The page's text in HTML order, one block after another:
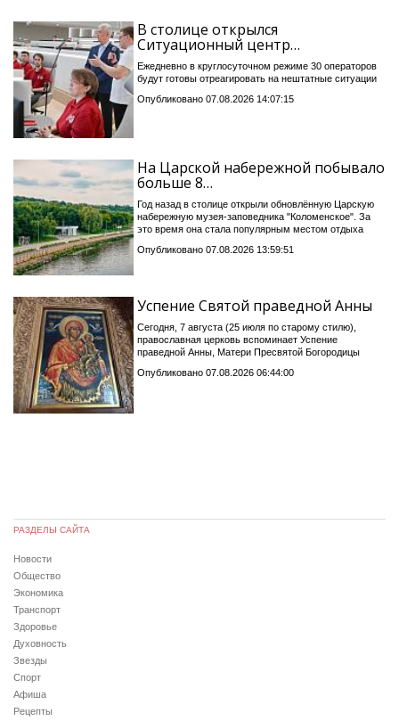
В столице открылся
Ситуационный центр…
Ежедневно в круглосуточном режиме 30 операторов
будут готовы отреагировать на нештатные ситуации
Опубликовано 07.08.2026 14:07:15
На Царской набережной побывало
больше 8…
Год назад в столице открыли обновлённую Царскую
набережную музея-заповедника "Коломенское". За
это время она стала популярным местом отдыха
Опубликовано 07.08.2026 13:59:51
Успение Святой праведной Анны
Сегодня, 7 августа (25 июля по старому стилю),
православная церковь вспоминает Успение
праведной Анны, Матери Пресвятой Богородицы
Опубликовано 07.08.2026 06:44:00
РАЗДЕЛЫ САЙТА
Новости
Общество
Экономика
Транспорт
Здоровье
Духовность
Звезды
Спорт
Афиша
Рецепты